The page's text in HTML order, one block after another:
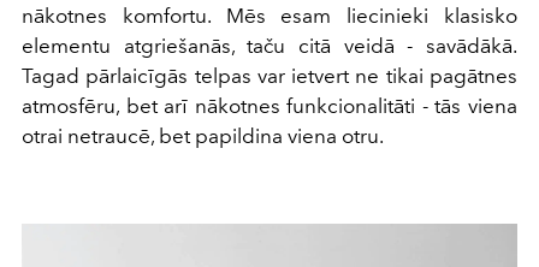
nākotnes komfortu. Mēs esam liecinieki klasisko
elementu atgriešanās, taču citā veidā - savādākā.
Tagad pārlaicīgās telpas var ietvert ne tikai pagātnes
atmosfēru, bet arī nākotnes funkcionalitāti - tās viena
otrai netraucē, bet papildina viena otru.